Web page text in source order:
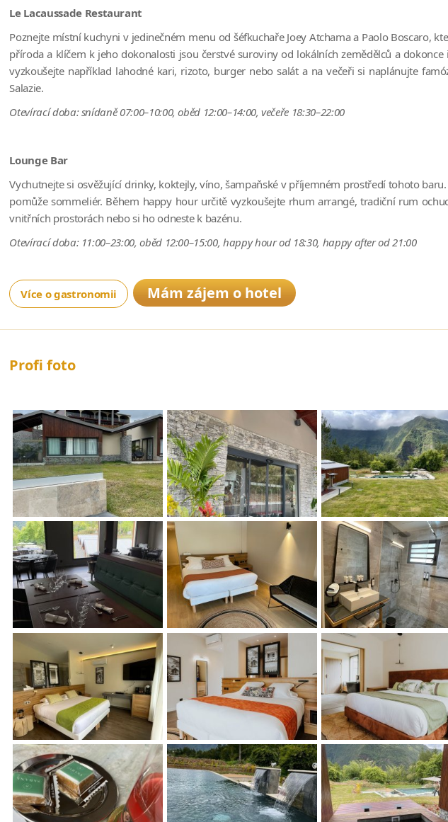
Le Lacaussade Restaurant
Poznejte místní kuchyni v jedinečném menu od šéfkuchaře Joey Atchama a Paolo
příroda a klíčem k jeho dokonalosti jsou čerstvé suroviny od lokálních zemědělců a
vyzkoušejte například lahodné kari, rizoto, burger nebo salát a na večeři si naplánujte
Salazie.
Otevírací doba: snídaně 07:00–10:00, oběd 12:00–14:00, večeře 18:30–22:00
Lounge Bar
Vychutnejte si osvěžující drinky, koktejly, víno, šampaňské v příjemném prostředí tohoto
pomůže sommeliér. Během happy hour určitě vyzkoušejte rhum arrangé, tradiční rum
vnitřních prostorách nebo si ho odneste k bazénu.
Otevírací doba: 11:00–23:00, oběd 12:00–15:00, happy hour od 18:30, happy after od 21:00
Více o gastronomii Mám zájem o hotel
Profi foto